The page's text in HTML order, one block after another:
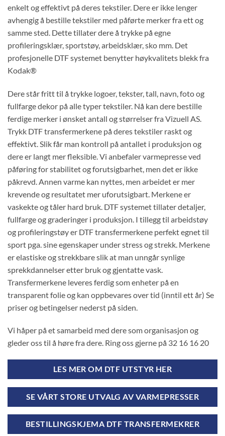
enkelt og effektivt på deres tekstiler. Dere er ikke lenger
avhengig å bestille tekstiler med påførte merker fra ett og
samme sted. Dette tillater dere å trykke på egne
profileringsklær, sportstøy, arbeidsklær, sko mm. Det
profesjonelle DTF systemet benytter høykvalitets blekk fra
Kodak®
Dere står fritt til å trykke logoer, tekster, tall, navn, foto og
fullfarge dekor på alle typer tekstiler. Nå kan dere bestille
ferdige merker i ønsket antall og størrelser fra Vizuell AS.
Trykk DTF transfermerkene på deres tekstiler raskt og
effektivt. Slik får man kontroll på antallet i produksjon og
dere er langt mer fleksible. Vi anbefaler varmepresse ved
påføring for stabilitet og forutsigbarhet, men det er ikke
påkrevd. Annen varme kan nyttes, men arbeidet er mer
krevende og resultatet mer uforutsigbart. Merkene er
vaskekte og tåler hard bruk. DTF systemet tillater detaljer,
fullfarge og graderinger i produksjon. I tillegg til arbeidstøy
og profileringstøy er DTF transfermerkene perfekt egnet til
sport pga. sine egenskaper under stress og strekk. Merkene
er elastiske og strekkbare slik at man unngår synlige
sprekkdannelser etter bruk og gjentatte vask.
Transfermerkene leveres ferdig som enheter på en
transparent folie og kan oppbevares over tid (inntil ett år) Se
priser og betingelser nederst på siden.
Vi håper på et samarbeid med dere som organisasjon og
gleder oss til å høre fra dere. Ring oss gjerne på 32 16 16 20
LES MER OM DTF UTSTYR HER
SE VÅRT STORE UTVALG AV VARMEPRESSER
BESTILLINGSKJEMA DTF TRANSFERMEKRER